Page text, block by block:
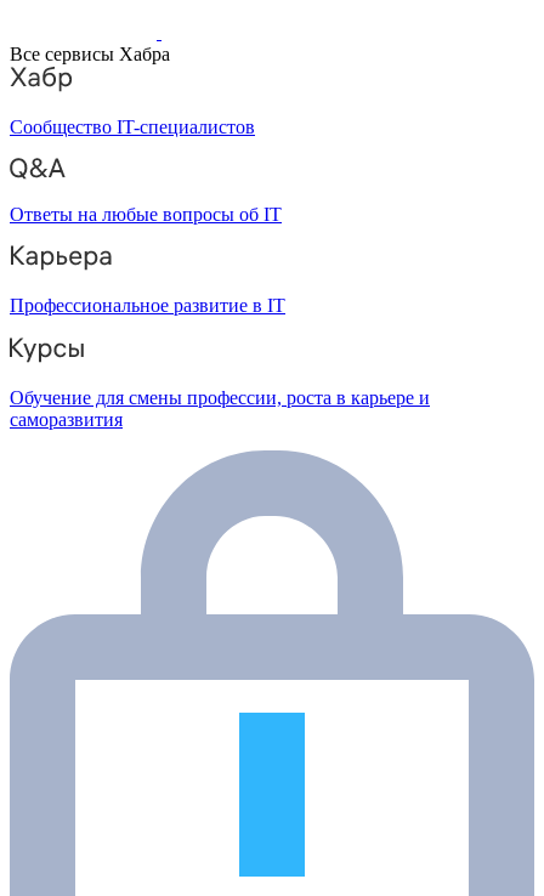
Все сервисы Хабра
Сообщество IT-специалистов
Ответы на любые вопросы об IT
Профессиональное развитие в IT
Обучение для смены профессии, роста в карьере и
саморазвития